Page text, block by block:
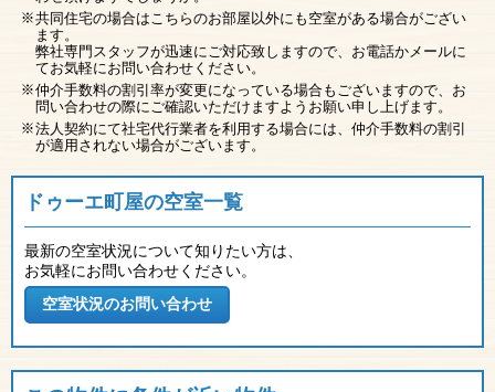
共同住宅の場合はこちらのお部屋以外にも空室がある場合がござい
ます。
弊社専門スタッフが迅速にご対応致しますので、お電話かメールに
てお気軽にお問い合わせください。
仲介手数料の割引率が変更になっている場合もございますので、お
問い合わせの際にご確認いただけますようお願い申し上げます。
法人契約にて社宅代行業者を利用する場合には、仲介手数料の割引
が適用されない場合がございます。
ドゥーエ町屋の空室一覧
最新の空室状況について知りたい方は、
お気軽にお問い合わせください。